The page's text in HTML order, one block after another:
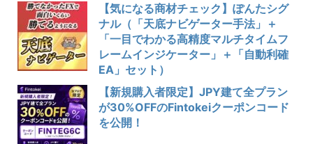
【気になる商材チェック】ぽんたシグ
ナル（「天底ナビゲーター手法」＋
「一目でわかる高精度マルチタイムフ
レームインジケーター」＋「自動利確
EA」セット）
【新規購入者限定】JPY建て全プラン
が30%OFFのFintokeiクーポンコード
を公開！